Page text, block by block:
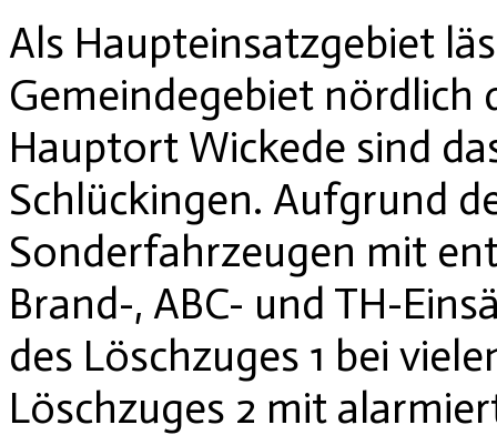
Als Haupteinsatzgebiet
Gemeindegebiet nördlich
Hauptort Wickede sind
Schlückingen. Aufgrund
Sonderfahrzeugen mit
Brand-, ABC- und TH-
des Löschzuges 1 bei
Löschzuges 2 mit